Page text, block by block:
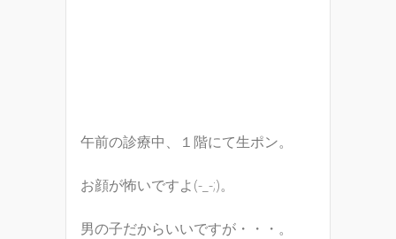
午前の診療中、１階にて生ポン。
お顔が怖いですよ(-_-;)。
男の子だからいいですが・・・。